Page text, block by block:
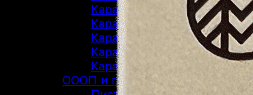
Карабины 300 WM
Карабины 308 WIN
Карабины 7.62/39
Карабины 7.62/54R
Карабины 9.3/62
ОООП и газовое оружие